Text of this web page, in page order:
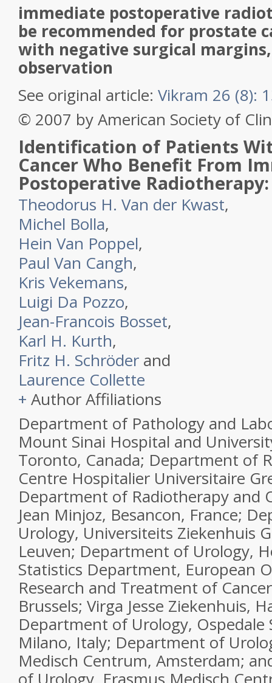
immediate postoperative
be recommended for prostate
with negative surgical
observation
See original article: Vikram 26 (8):
© 2007 by American Society of
Identification of Patients
Cancer Who Benefit From
Postoperative Radiotherapy:
Theodorus H. Van der Kwast,
Michel Bolla,
Hein Van Poppel,
Paul Van Cangh,
Kris Vekemans,
Luigi Da Pozzo,
Jean-Francois Bosset,
Karl H. Kurth,
Fritz H. Schröder and
Laurence Collette
+ Author Affiliations
Department of Pathology and
Mount Sinai Hospital and
Toronto, Canada; Department of
Centre Hospitalier Universitaire
Department of Radiotherapy and
Jean Minjoz, Besancon, France;
Urology, Universiteits Ziekenhuis
Leuven; Department of Urology,
Statistics Department, European
Research and Treatment of
Brussels; Virga Jesse Ziekenhuis,
Department of Urology, Ospedale
Milano, Italy; Department of
Medisch Centrum, Amsterdam;